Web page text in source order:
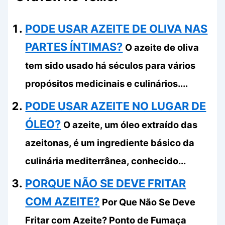
PODE USAR AZEITE DE OLIVA NAS
PARTES ÍNTIMAS? O azeite de oliva
tem sido usado há séculos para vários
propósitos medicinais e culinários....
PODE USAR AZEITE NO LUGAR DE
ÓLEO? O azeite, um óleo extraído das
azeitonas, é um ingrediente básico da
culinária mediterrânea, conhecido...
PORQUE NÃO SE DEVE FRITAR
COM AZEITE? Por Que Não Se Deve
Fritar com Azeite? Ponto de Fumaça